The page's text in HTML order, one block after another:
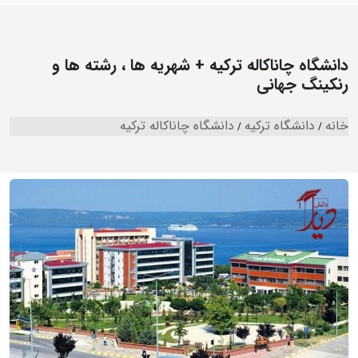
دانشگاه چاناکاله ترکیه + شهریه ها ، رشته ها و
رنکینگ جهانی
خانه دانشگاه ترکیه دانشگاه چاناکاله ترکیه